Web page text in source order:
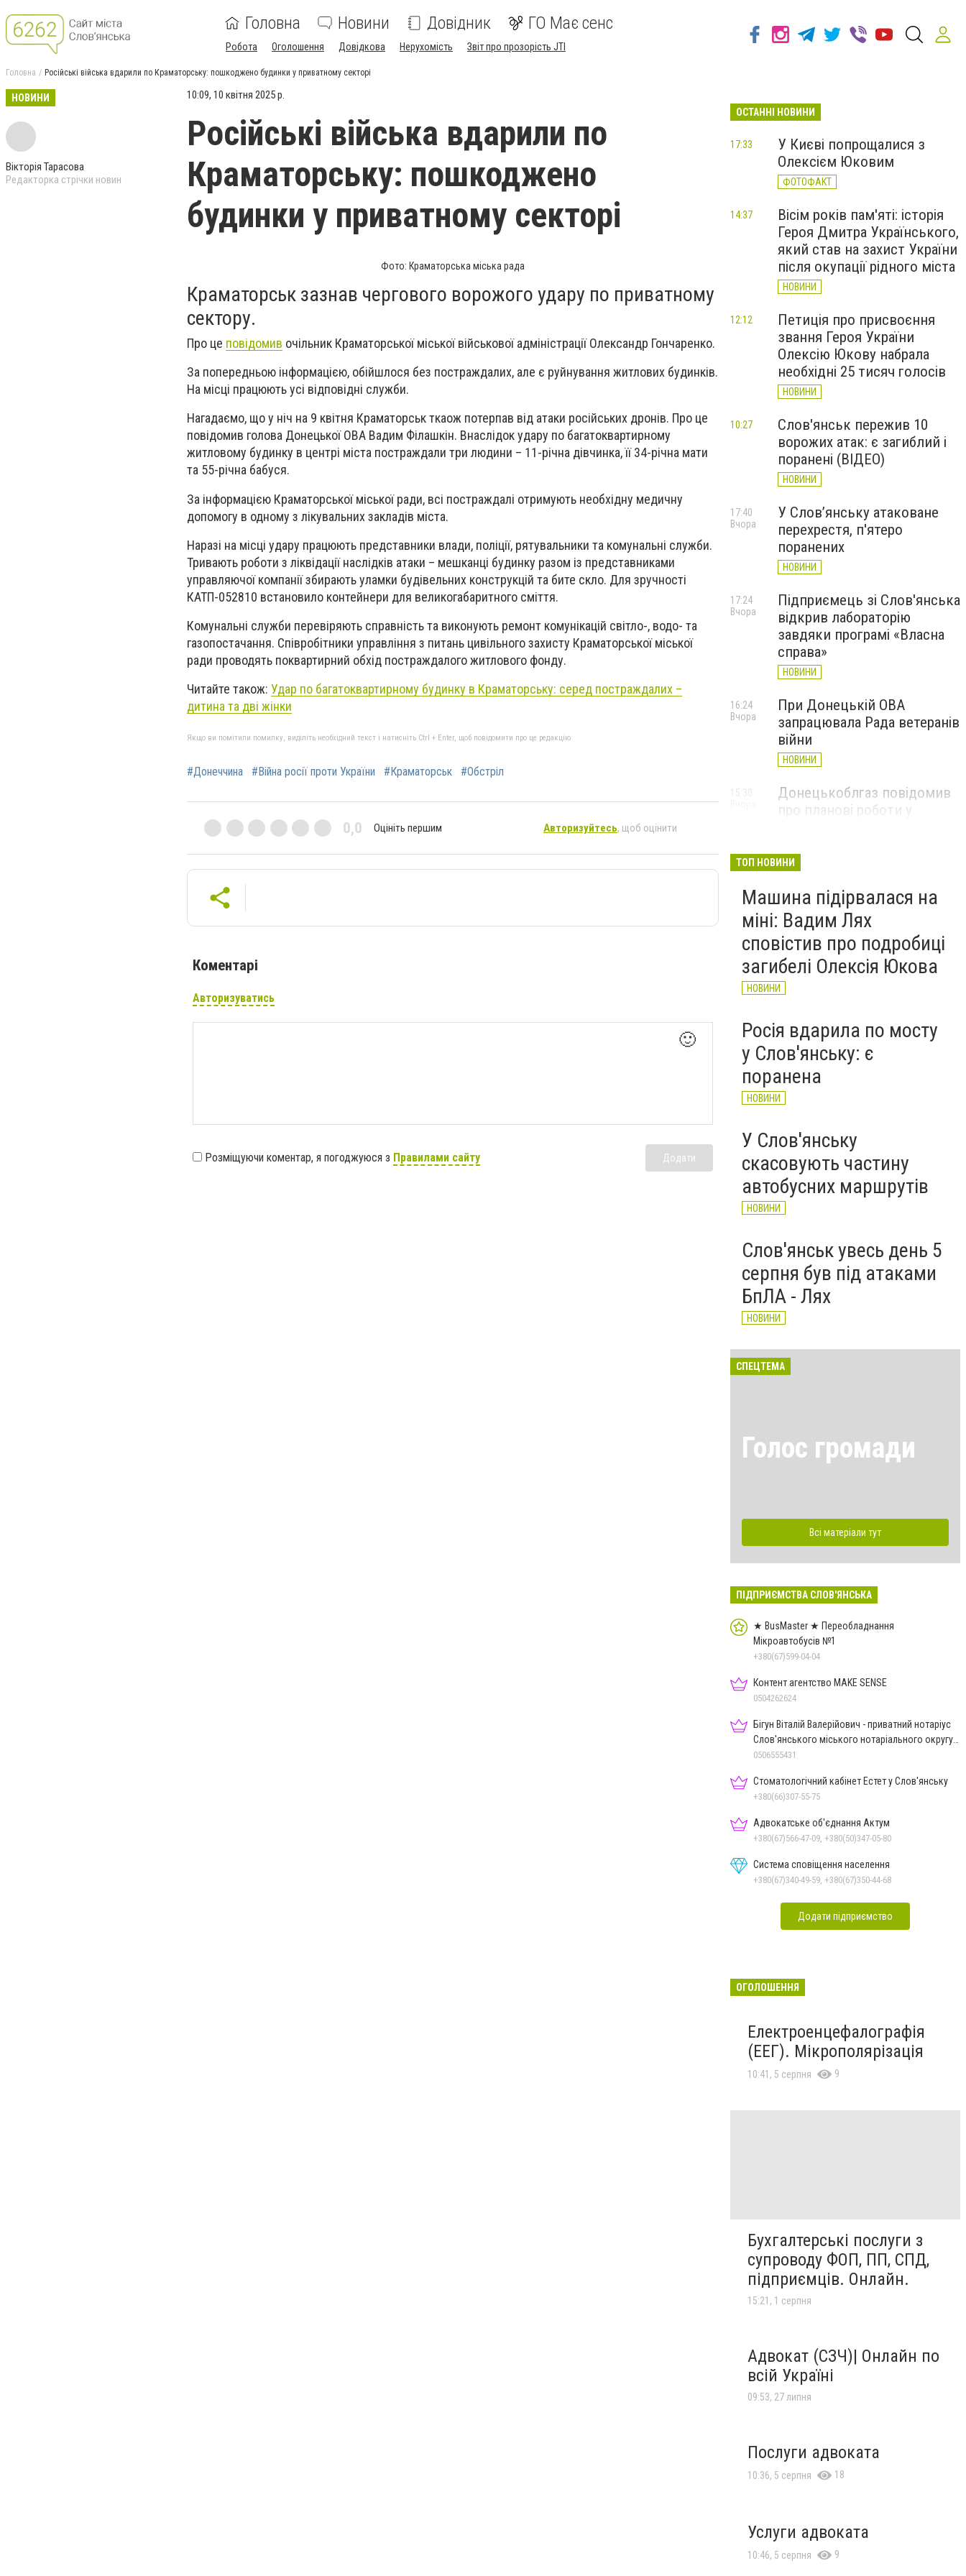
Головна Новини Довідник ГО Має сенс
Робота Оголошення Довідкова Нерухомість Звіт про прозорість JTI
Головна Російські війська вдарили по Краматорську: пошкоджено будинки у приватному секторі
НОВИНИ
Вікторія Тарасова
Редакторка стрічки новин
10:09, 10 квітня 2025 р.
Російські війська вдарили по
Краматорську: пошкоджено
будинки у приватному секторі
Фото: Краматорська міська рада
Краматорськ зазнав чергового ворожого удару по приватному
сектору.
Про це повідомив очільник Краматорської міської військової адміністрації Олександр Гончаренко.
За попередньою інформацією, обійшлося без постраждалих, але є руйнування житлових будинків.
На місці працюють усі відповідні служби.
Нагадаємо, що у ніч на 9 квітня Краматорськ ткаож потерпав від атаки російських дронів. Про це
повідомив голова Донецької ОВА Вадим Філашкін. Внаслідок удару по багатоквартирному
житловому будинку в центрі міста постраждали три людини – 11-річна дівчинка, її 34-річна мати
та 55-річна бабуся.
За інформацією Краматорської міської ради, всі постраждалі отримують необхідну медичну
допомогу в одному з лікувальних закладів міста.
Наразі на місці удару працюють представники влади, поліції, рятувальники та комунальні служби.
Тривають роботи з ліквідації наслідків атаки – мешканці будинку разом із представниками
управляючої компанії збирають уламки будівельних конструкцій та бите скло. Для зручності
КАТП-052810 встановило контейнери для великогабаритного сміття.
Комунальні служби перевіряють справність та виконують ремонт комунікацій світло-, водо- та
газопостачання. Співробітники управління з питань цивільного захисту Краматорської міської
ради проводять поквартирний обхід постраждалого житлового фонду.
Читайте також: Удар по багатоквартирному будинку в Краматорську: серед постраждалих –
дитина та дві жінки
Якщо ви помітили помилку, виділіть необхідний текст і натисніть Ctrl + Enter, щоб повідомити про це редакцію
#Донеччина #Війна росії проти України #Краматорськ #Обстріл
0,0 Оцініть першим Авторизуйтесь, щоб оцінити
Коментарі
Авторизуватись
🙂
Розміщуючи коментар, я погоджуюся з Правилами сайту Додати
ОСТАННІ НОВИНИ
У Києві попрощалися з
Олексієм Юковим
ФОТОФАКТ
17:33
Вісім років пам'яті: історія
Героя Дмитра Українського,
який став на захист України
після окупації рідного міста
НОВИНИ
14:37
Петиція про присвоєння
звання Героя України
Олексію Юкову набрала
необхідні 25 тисяч голосів
НОВИНИ
12:12
Слов'янськ пережив 10
ворожих атак: є загиблий і
поранені (ВІДЕО)
НОВИНИ
10:27
У Слов’янську атаковане
перехрестя, п'ятеро
поранених
НОВИНИ
17:40
Вчора
Підприємець зі Слов'янська
відкрив лабораторію
завдяки програмі «Власна
справа»
НОВИНИ
17:24
Вчора
При Донецькій ОВА
запрацювала Рада ветеранів
війни
НОВИНИ
16:24
Вчора
Донецькоблгаз повідомив
про планові роботи у
НОВИНИ
15:30
ТОП НОВИНИ
Машина підірвалася на
міні: Вадим Лях
сповістив про подробиці
загибелі Олексія Юкова
НОВИНИ
Росія вдарила по мосту
у Слов'янську: є
поранена
НОВИНИ
У Слов'янську
скасовують частину
автобусних маршрутів
НОВИНИ
Слов'янськ увесь день 5
серпня був під атаками
БпЛА - Лях
НОВИНИ
СПЕЦТЕМА
Голос громади
Всі матеріали тут
ПІДПРИЄМСТВА СЛОВ'ЯНСЬКА
★ BusMaster ★ Переобладнання
Мікроавтобусів №1
+380(67)599-04-04
Контент агентство MAKE SENSE
0504262624
Бігун Віталій Валерійович - приватний нотаріус
Слов'янського міського нотаріального округу
Дон.обл.
0506555431
Стоматологічний кабінет Естет у Слов'янську
+380(66)307-55-75
Адвокатське об'єднання Актум
+380(67)566-47-09, +380(50)347-05-80
Система сповіщення населення
+380(67)340-49-59, +380(67)350-44-68
Додати підприємство
ОГОЛОШЕННЯ
Електроенцефалографія
(ЕЕГ). Мікрополярізація
10:41, 5 серпня 9
Бухгалтерські послуги з
супроводу ФОП, ПП, СПД,
підприємців. Онлайн.
15:21, 1 серпня
Адвокат (СЗЧ)| Онлайн по
всій Україні
09:53, 27 липня
Послуги адвоката
10:36, 5 серпня 18
Услуги адвоката
10:46, 5 серпня 9